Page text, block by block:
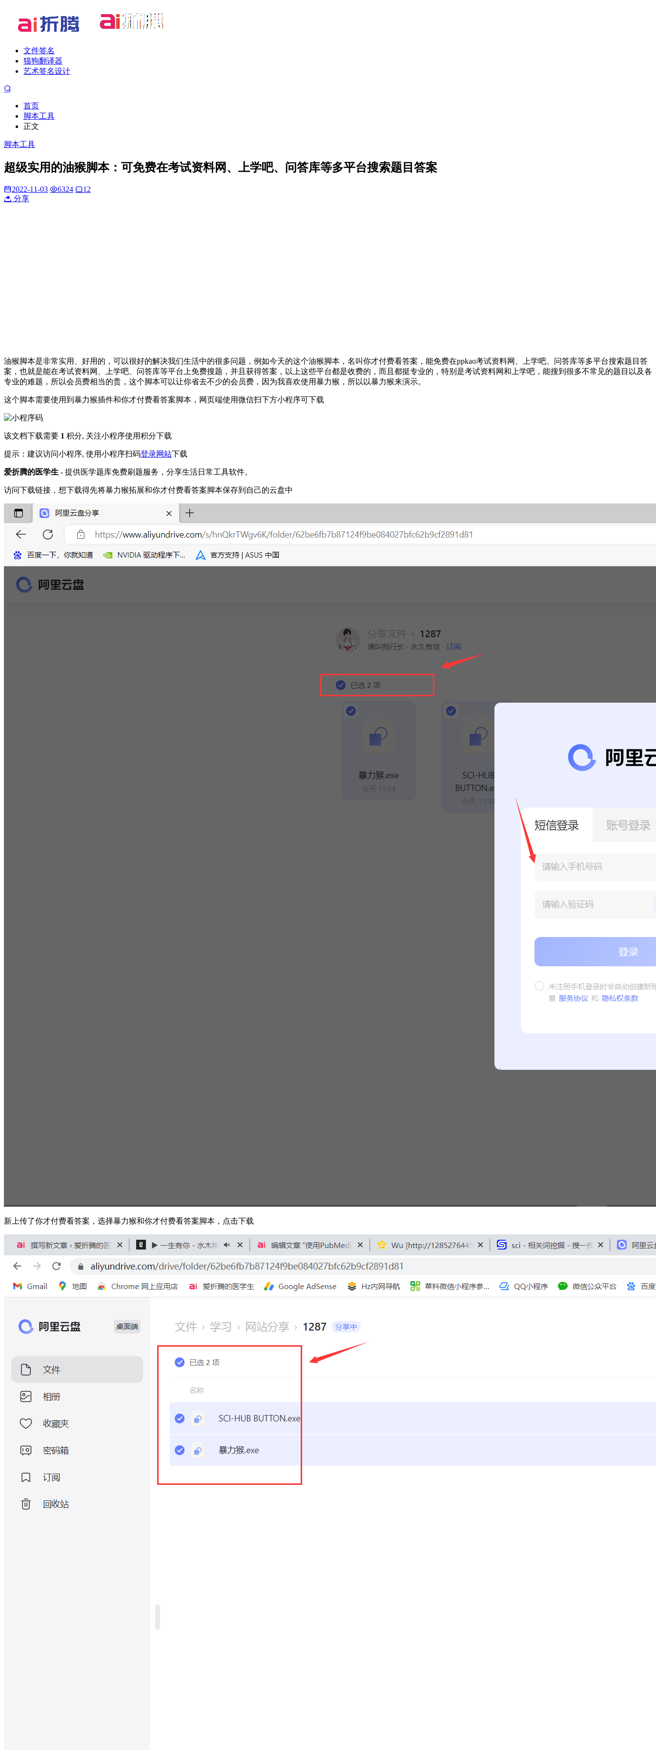
文件签名
猫狗翻译器
艺术签名设计
首页
脚本工具
正文
脚本工具
超级实用的油猴脚本：可免费在考试资料网、上学吧、问答库等多平台搜索题目答案
2022-11-03 6324
12
分享
油猴脚本是非常实用、好用的，可以很好的解决我们生活中的很多问题，例如今天的这个油猴脚本，名叫你才付费看答案，能免费在ppkao考试资料网、上学吧、问答库等多平台搜索题目答
案，也就是能在考试资料网、上学吧、问答库等平台上免费搜题，并且获得答案，以上这些平台都是收费的，而且都挺专业的，特别是考试资料网和上学吧，能搜到很多不常见的题目以及各
专业的难题，所以会员费相当的贵，这个脚本可以让你省去不少的会员费，因为我喜欢使用暴力猴，所以以暴力猴来演示。
这个脚本需要使用到暴力猴插件和你才付费看答案脚本，网页端使用微信扫下方小程序可下载
该文档下载需要 1 积分, 关注小程序使用积分下载
提示：建议访问小程序, 使用小程序扫码登录网站下载
爱折腾的医学生 - 提供医学题库免费刷题服务，分享生活日常工具软件。
访问下载链接，想下载得先将暴力猴拓展和你才付费看答案脚本保存到自己的云盘中
新上传了你才付费看答案，选择暴力猴和你才付费看答案脚本，点击下载